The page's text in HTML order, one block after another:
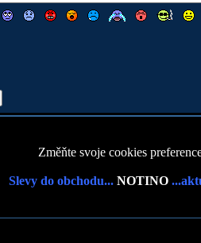
Změňte svoje cookies
Slevy do obchodu... NOTINO